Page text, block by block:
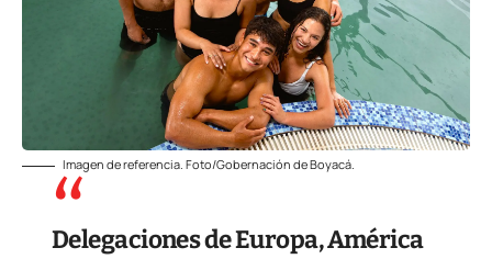
Imagen de referencia. Foto/Gobernación de Boyacá.
Delegaciones de Europa, América